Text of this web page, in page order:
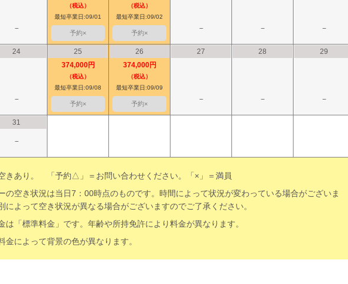
−
（税込）
最短卒業日:09/01
予約×
（税込）
最短卒業日:09/02
予約× − − −
24
−
25
374,000円
（税込）
最短卒業日:09/08
予約×
26
374,000円
（税込）
最短卒業日:09/09
予約×
27
−
28
−
29
−
31
−
きあり。 「予約△」＝お問い合わせください。「×」＝満員
の空き状況は当日7：00時点のものです。時間によって状況が変わっている場合がございま
によって空き状況が異なる場合がございますのでご了承ください。
は「標準料金」です。年齢や所持免許により料金が異なります。
金によって背景の色が異なります。